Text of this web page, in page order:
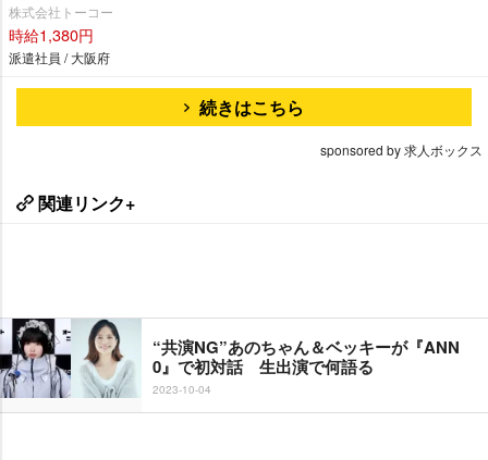
株式会社トーコー
時給1,380円
派遣社員 / 大阪府
続きはこちら
sponsored by 求人ボックス
関連リンク+
“共演NG”あのちゃん＆ベッキーが『ANN
0』で初対話 生出演で何語る
2023-10-04